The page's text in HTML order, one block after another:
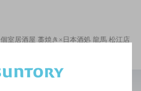
個室居酒屋 藁焼き×日本酒処 龍馬 松江店